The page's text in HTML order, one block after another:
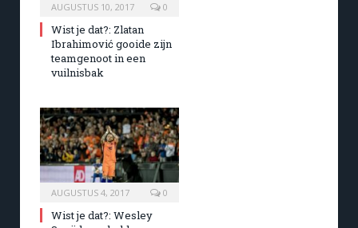
AUGUSTUS 10, 2017 0
Wist je dat?: Zlatan
Ibrahimović gooide zijn
teamgenoot in een
vuilnisbak
AUGUSTUS 4, 2017 0
Wist je dat?: Wesley